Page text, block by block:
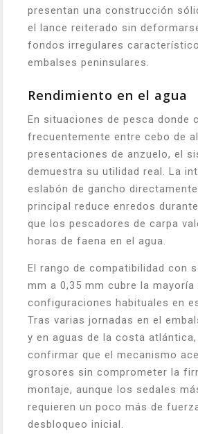
presentan una construcción
el lance reiterado sin
fondos irregulares
embalses peninsulares.
Rendimiento en el agua
En situaciones de pesca donde
frecuentemente entre cebo de
presentaciones de anzuelo, el
demuestra su utilidad real. La
eslabón de gancho
principal reduce enredos
que los pescadores de carpa
horas de faena en el agua.
El rango de compatibilidad con
mm a 0,35 mm cubre la mayoría
configuraciones habituales en
Tras varias jornadas en el
y en aguas de la costa atlántica,
confirmar que el mecanismo
grosores sin comprometer la
montaje, aunque los sedales
requieren un poco más de
desbloqueo inicial.